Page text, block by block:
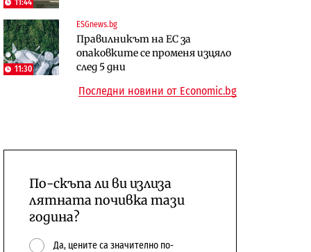
11:30
ESGnews.bg
Правилникът на ЕС за
опаковките се променя изцяло
след 5 дни
Компании
„Ендуросат“ ще строи огромен
център в Доброславци
Енергетика
Държавният ТЕЦ „Марица
изток 2“ работи с 5 блока
Последни новини от Economic.bg
По-скъпа ли ви излиза
лятната почивка тази
година?
Да, цените са значително по-